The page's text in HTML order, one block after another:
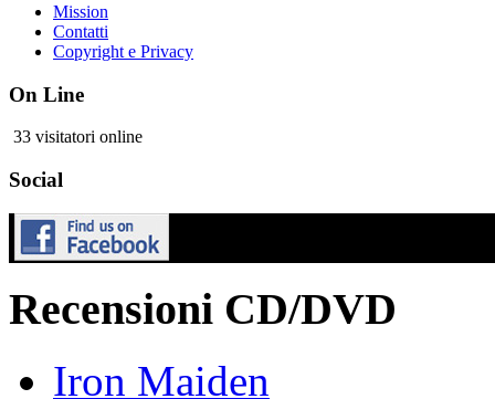
Mission
Contatti
Copyright e Privacy
On Line
33 visitatori online
Social
Recensioni CD/DVD
Iron Maiden